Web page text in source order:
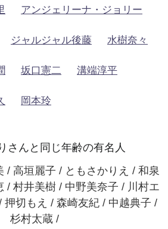
アンジェリーナ・ジョリー
ジャルジャル後藤 水樹奈々
坂口憲二 溝端淳平
岡本玲
さんと同じ年齢の有名人
/ 高垣麗子 / ともさかりえ / 和泉
/ 村井美樹 / 中野美奈子 / 川村エ
押切もえ / 森崎友紀 / 中越典子 /
杉村太蔵 /